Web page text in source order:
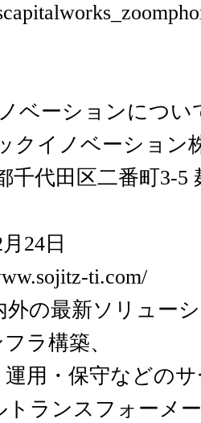
ベーションについ
クイノベーション
千代田区二番町3-5
24日
ti.com/
外の最新ソリュー
ラ構築、
用・保守などの
トランスフォーメ